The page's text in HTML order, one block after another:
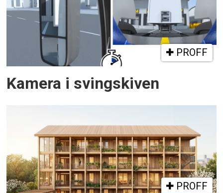
PROFF
Kamera i svingskiven
PROFF